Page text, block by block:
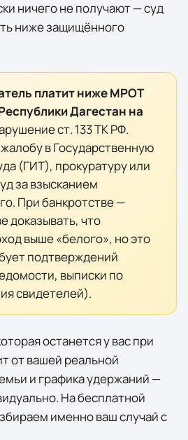
ничегоне получают — суд
ниже защищённого
платит ниже МРОТ
Дагестан на
ст. 133 ТК РФ.
в Государственную
(ГИТ), прокуратуру или
за взысканием
При банкротстве —
доказывать, что
выше «белого», но это
подтверждений
выписки по
свидетелей).
останется у вас при
от вашей реальной
и графика удержаний —
На бесплатной
именно ваш случай с